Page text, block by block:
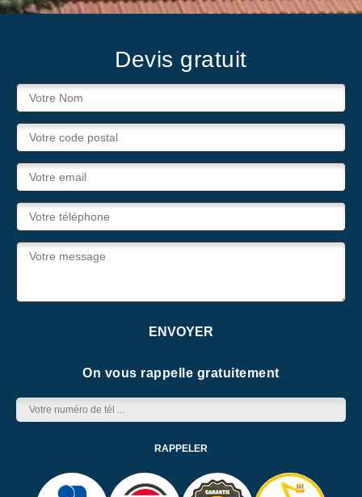
Devis gratuit
On vous rappelle gratuitement